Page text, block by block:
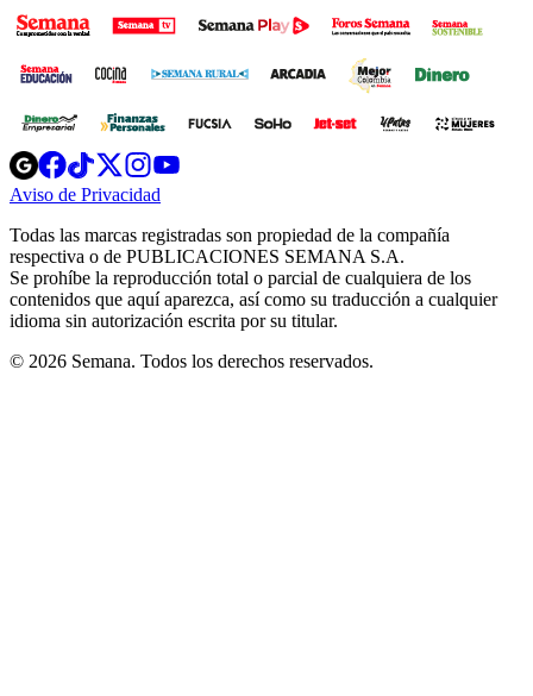
Opens
in
new
Opens
in
new
Opens
in
new
window
Opens
new
windowwindow
Aviso de Privacidad
new
window
Todas las marcas registradas son propiedad de la compañía
respectiva o de PUBLICACIONES SEMANA S.A.
Se prohíbe la reproducción total o parcial de cualquiera de los
contenidos que aquí aparezca, así como su traducción a cualquier
idioma sin autorización escrita por su titular.
© 2026 Semana. Todos los derechos reservados.